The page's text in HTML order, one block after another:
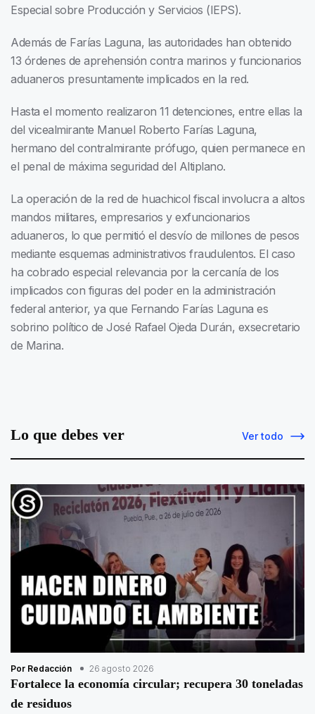
Especial sobre Producción y Servicios (IEPS).
Además de Farías Laguna, las autoridades han obtenido
13 órdenes de aprehensión contra marinos y funcionarios
aduaneros presuntamente implicados en la red.
Hasta el momento realizaron 11 detenciones, entre ellas la
del vicealmirante Manuel Roberto Farías Laguna,
hermano del contralmirante prófugo, quien permanece en
el penal de máxima seguridad del Altiplano.
La operación de la red de huachicol fiscal involucra a altos
mandos militares, empresarios y exfuncionarios
aduaneros, lo que permitió el desvío de millones de pesos
mediante esquemas administrativos fraudulentos. El caso
ha cobrado especial relevancia por la cercanía de los
implicados con figuras del poder en la administración
federal anterior, ya que Fernando Farías Laguna es
sobrino político de José Rafael Ojeda Durán, exsecretario
de Marina.
Lo que debes ver Ver todo
Por Redacción 26 agosto 2026
Fortalece la economía circular; recupera 30 toneladas
de residuos